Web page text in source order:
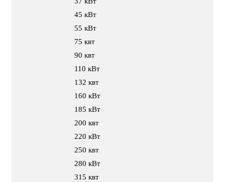
45 кВт
55 кВт
75 квт
90 квт
110 кВт
132 квт
160 кВт
185 кВт
200 квт
220 кВт
250 квт
280 кВт
315 квт